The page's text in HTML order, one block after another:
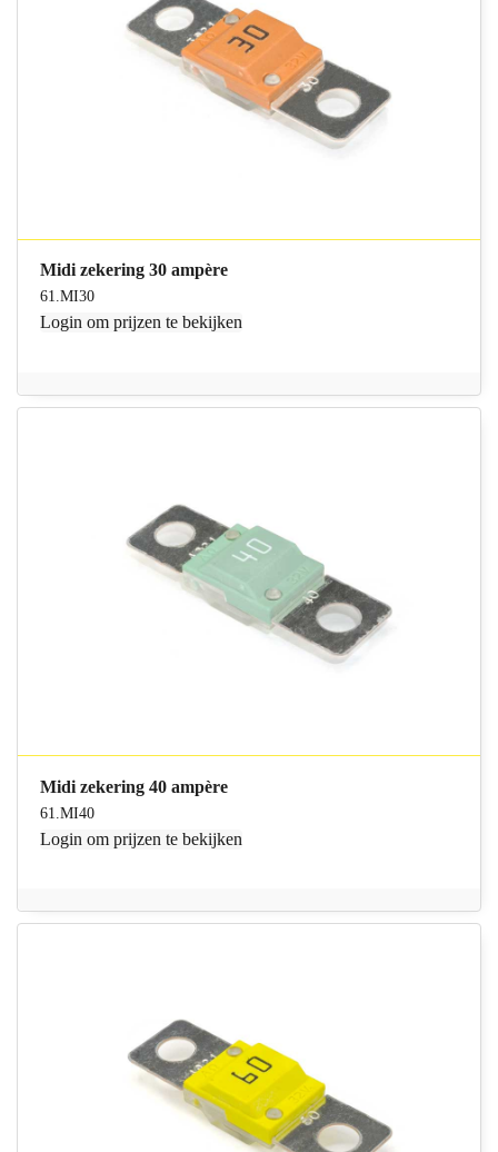
Midi zekering 30 ampère
61.MI30
Login om prijzen te bekijken
Midi zekering 40 ampère
61.MI40
Login om prijzen te bekijken